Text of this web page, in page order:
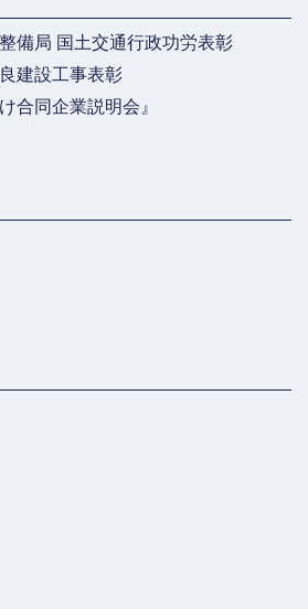
備局 国土交通行政功労表彰
建設工事表彰
合同企業説明会』